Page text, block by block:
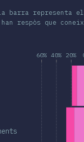
barra representa el
respòs que
60% 40% 20%